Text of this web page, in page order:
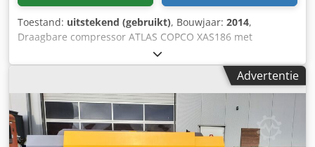
Toestand: uitstekend (gebruikt), Bouwjaar: 2014,
Draagbare compressor ATLAS COPCO XAS186 met
narkoeler, volledig geserviced Technische gegevens:
Capaciteit: 11,10 m3/min Werkdruk: 7 bar Bouwjaar: 2014
Motor: DEUTZ Kilometerstand: De compressor is volledig
operationeel, klaar voor gebruik, garantie Netto prijs:
79.500 PLN Cedpfeyfnwgex An Ierf Brutoprijs: 97.785 PLN
Machine geïmporteerd in perfecte staat Hieronder links
naar video's.
Advertentie